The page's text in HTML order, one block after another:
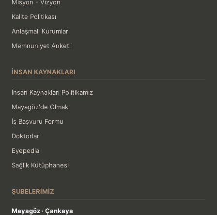
Misyon - Vizyon
Kalite Politikası
Anlaşmalı Kurumlar
Memnuniyet Anketi
İNSAN KAYNAKLARI
İnsan Kaynakları Politikamız
Mayagöz'de Olmak
İş Başvuru Formu
Doktorlar
Eyepedia
Sağlık Kütüphanesi
ŞUBELERIMIZ
Mayagöz · Çankaya